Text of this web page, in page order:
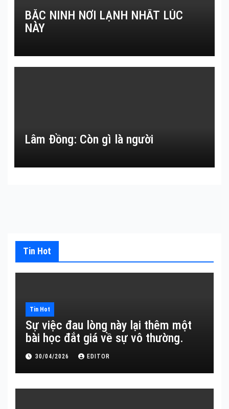
BẮC NINH NƠI LẠNH NHẤT LÚC
NÀY
Lâm Đồng: Còn gì là người
Tin Hot
Tin Hot
Sự việc đau lòng này lại thêm một
bài học đắt giá về sự vô thường.
30/04/2026 EDITOR